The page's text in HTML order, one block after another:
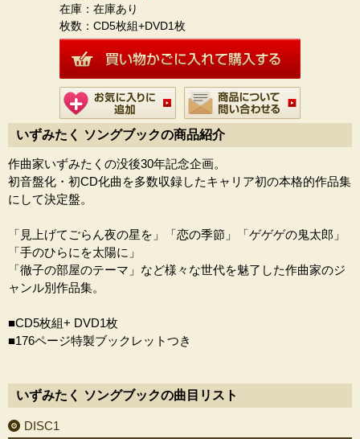
在庫：在庫あり
枚数： CD5枚組+DVD1枚
いずみたく ソングブックの商品紹介
作曲家いずみたくの没後30年記念企画。
初音盤化・初CD化曲を多数収録したキャリア初の本格的作品集
にして決定盤。
「見上げてごらん夜の星を」「恋の季節」「ゲゲゲの鬼太郎」
「手のひらにを太陽に」
「徹子の部屋のテーマ」など様々な世代を魅了した作曲家のジ
ャンル別作品集。
■CD5枚組+ DVD1枚
■176ページ特製ブックレットつき
いずみたく ソングブックの曲目リスト
DISC1